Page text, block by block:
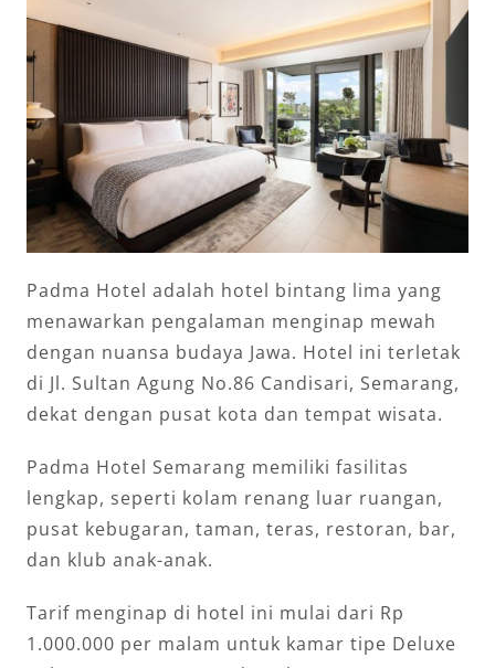
Padma Hotel adalah hotel bintang lima yang
menawarkan pengalaman menginap mewah
dengan nuansa budaya Jawa. Hotel ini terletak
di Jl. Sultan Agung No.86 Candisari, Semarang,
dekat dengan pusat kota dan tempat wisata.
Padma Hotel Semarang memiliki fasilitas
lengkap, seperti kolam renang luar ruangan,
pusat kebugaran, taman, teras, restoran, bar,
dan klub anak-anak.
Tarif menginap di hotel ini mulai dari Rp
1.000.000 per malam untuk kamar tipe Deluxe